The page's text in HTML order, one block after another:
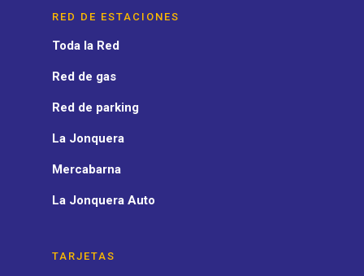
RED DE ESTACIONES
Toda la Red
Red de gas
Red de parking
La Jonquera
Mercabarna
La Jonquera Auto
TARJETAS